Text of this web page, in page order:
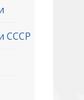
СССР